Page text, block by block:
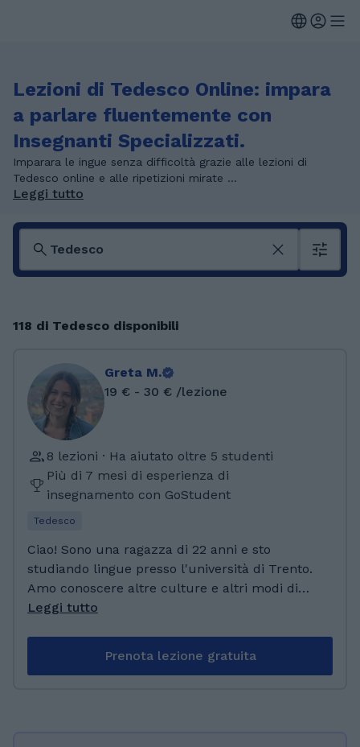
Lezioni di Tedesco Online: impara
a parlare fluentemente con
Insegnanti Specializzati.
Imparara le ingue senza difficoltà grazie alle lezioni di
Tedesco online e alle ripetizioni mirate ...
Leggi tutto
118 di Tedesco disponibili
Greta M.
19 € - 30 € /lezione
8 lezioni · Ha aiutato oltre 5 studenti
Più di 7 mesi di esperienza di
insegnamento con GoStudent
Tedesco
Ciao! Sono una ragazza di 22 anni e sto
studiando lingue presso l'università di Trento.
Amo conoscere altre culture e altri modi di
vivere, oltre che spendere il mio tempo nella
amo aiutare le altre persone, quando ne
Leggi tutto
Prenota lezione gratuita